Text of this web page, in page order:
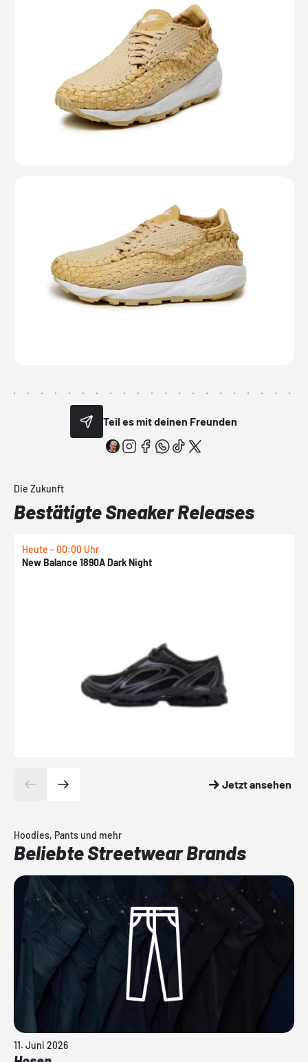
Teil es mit deinen Freunden
Die Zukunft
Bestätigte Sneaker Releases
Heute - 00:00 Uhr
New Balance 1890A Dark Night
Jetzt ansehen
Hoodies, Pants und mehr
Beliebte Streetwear Brands
11. Juni 2026